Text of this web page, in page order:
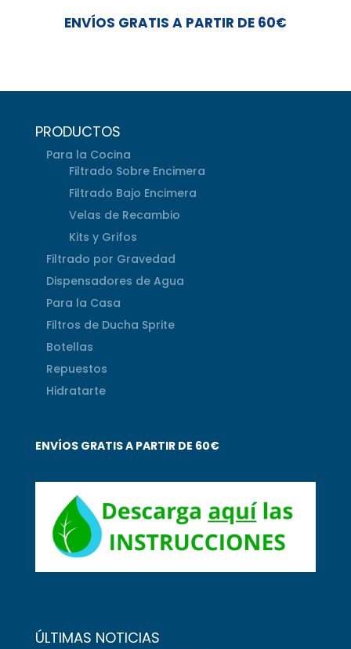
ENVÍOS GRATIS A PARTIR DE 60€
PRODUCTOS
Para la Cocina
Filtrado Sobre Encimera
Filtrado Bajo Encimera
Velas de Recambio
Kits y Grifos
Filtrado por Gravedad
Dispensadores de Agua
Para la Casa
Filtros de Ducha Sprite
Botellas
Repuestos
Hidratarte
ENVÍOS GRATIS A PARTIR DE 60€
ÚLTIMAS NOTICIAS